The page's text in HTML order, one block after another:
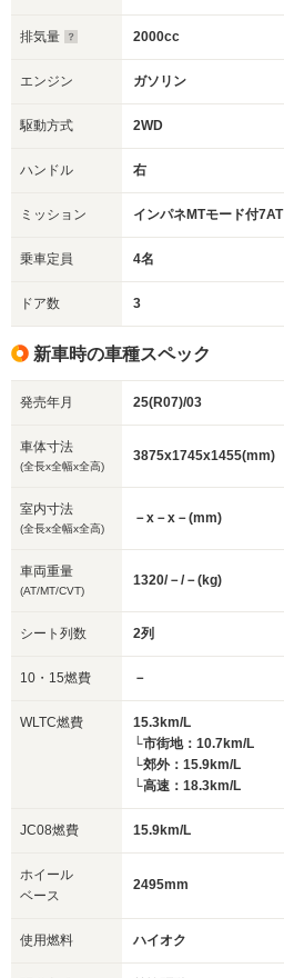
排気量 2000cc
エンジン ガソリン
駆動方式 2WD
ハンドル 右
ミッション インパネMTモード付7AT
乗車定員 4名
ドア数 3
新車時の車種スペック
発売年月 25(R07)/03
車体寸法
(全長x全幅x全高)
3875x1745x1455(mm)
室内寸法
(全長x全幅x全高)
－x－x－(mm)
車両重量
(AT/MT/CVT)
1320/－/－(kg)
シート列数 2列
10・15燃費 －
WLTC燃費
15.3km/L
└市街地：10.7km/L
└郊外：15.9km/L
└高速：18.3km/L
JC08燃費 15.9km/L
ホイール
ベース
2495mm
使用燃料 ハイオク